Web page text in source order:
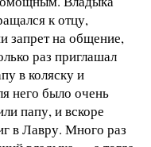
к отцу,
запрет на общение,
раз приглашал
в коляску и
него было очень
папу, и вскоре
в Лавру. Много раз